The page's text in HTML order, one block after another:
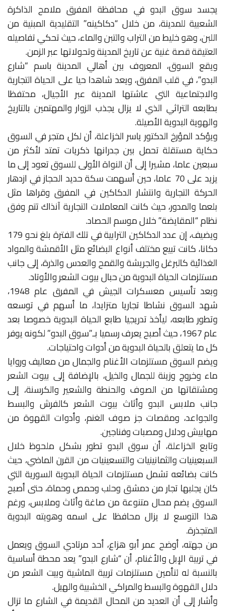
يجسد سوق البدو في محافظة المفرق ملامح الذاكرة
الشعبية للمدينة، من خلال “دكاكينه” التقليدية المبنية من
اللبن، وهو خليط من التراب والتبن والماء، حيث تحكي تفاصيله
العتيقة قصة غنية عن تاريخ المدينة وتحولاتها عبر الزمن.
ويقع السوق، المعروف بين أهالي المدينة باسم “شارع
البدو”، في قلب المفرق، ويعد شاهدا حيا على الحياة التجارية
والاجتماعية التي عاشتها المدينة عبر الأجيال، محتفظا
بطابعه التراثي الذي لا يزال يجذب الزوار والمهتمين بالتاريخ
والهوية البدوية الأصيلة.
ويؤكد المؤرخ الدكتور ياسر الخزاعلة، أن لكل متجر في السوق
حكاية مستقلة تحمل بين جدرانها ذكريات تمتد لأكثر من
سبعين عاما، مشيرا إلى أن النواة الأولى للسوق تعود إلى ما
يزيد على 70 عاما، حين أسهمت سكة حديد الحجاز في ازدهار
الحركة التجارية وانتشار الدكاكين في المفرق وقراها مثل
بلعما والمدور، حيث كانت المعاملات التجارية آنذاك تتم وفق
نظام “المقايضة” خلال موسم الحصاد.
ويضيف، إن عدد الدكاكين الترابية في تلك الفترة بلغ نحو 179
دكانا، كانت تبيع مختلف أنواع البضائع مثل الأقمشة والمواد
الغذائية كالبرغل والجريشة والقمح والعدس والذرة، إلى جانب
مستلزمات الحياة البدوية من حبال بيوت الشعر والأوتاد.
وبعد تأسيس معسكرات الجيش في المفرق عام 1948،
شهد السوق نشاطا تجاريا متزايدا، ما أسهم في توسعه
وتطور طابعه، ليأخذ تدريجيا طابع الحياة البدوية خصوصا بعد
عام 1967، حيث أصبح يعرف رسميا بـ”سوق البدو” لكونه يوفر
كل ما يتعلق بالحياة البدوية من أدوات واحتياجات.
ويضم السوق مستلزمات الأغنام والجمال من معاليف وروايا
ماء وخروج وزينة للجمال والخيل، بالإضافة إلى بيوت الشعر
ومشتقاتها من الصوف والحنطة والشعير والكرسنة، إلى
جانب ملابس البدو وأثاث بيوت الشعر كالفرش والبسط
والجواعد، ومقصات جز صوف الغنم، وأدوات القهوة من
مهابيش ودلال ومصبات وفناجين.
وتابع الخزاعلة، أن سوق البدو تطور بشكل ملحوظ خلال
السبعينيات والثمانينيات والتسعينيات من القرن الماضي، حيث
كانت بضائعه تشمل مستلزمات الحياة البدوية السورية التي
كان يجلبها تجار من دمشق وحلب وحمص وحماة، حتى أصبح
السوق يضم محال متنوعة من صاغة وأثاث وملابس، ورغم
هذا التوسع لا يزال محافظا على اسمه وهويته البدوية
المتجذرة.
من جهته، أوضح عمر أبو هزاع، أحد مرتادي السوق ويعمل
في تربية الإبل والأغنام، أن “شارع البدو” يعد محطة أساسية
بالنسبة له لتأمين مستلزمات تربية الماشية وبيت الشعر من
دلال القهوة والبسط والمراكي الخشبية والهيل.
وأشار إلى أن العديد من المحال القديمة في الشارع ما تزال